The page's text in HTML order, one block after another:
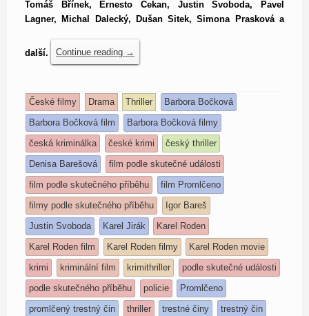
Tomáš Břínek, Ernesto Čekan, Justin Svoboda, Pavel
Lagner, Michal Dalecký, Dušan Sitek, Simona Prasková a
další. Continue reading →
České filmy Drama Thriller
Barbora Bočková
Barbora Bočková film
Barbora Bočková filmy
česká kriminálka
české krimi
český thriller
Denisa Barešová
film podle skutečné události
film podle skutečného příběhu
film Promlčeno
filmy podle skutečného příběhu
Igor Bareš
Justin Svoboda
Karel Jirák
Karel Roden
Karel Roden film
Karel Roden filmy
Karel Roden movie
krimi
kriminální film krimithriller
podle skutečné události
podle skutečného příběhu
policie
Promlčeno
promlčený trestný čin
thriller trestné činy
trestný čin